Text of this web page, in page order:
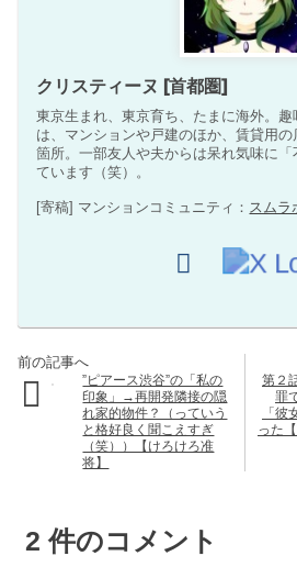
クリスティーヌ [首都圏]
東京生まれ、東京育ち、たまに海外。
は、マンションや戸建のほか、賃貸用の
箇所。一部友人や夫からは呆れ気味に
ています（笑）。
[寄稿] マンションコミュニティ： スムラ
”ピアース渋谷”の「私の
印象」→再開発隣接の隠
れ家的物件？（っていう
と格好良く聞こえすぎ
（笑））【けろけろ准
将】
第２
罪
「彼
った
2 件のコメント